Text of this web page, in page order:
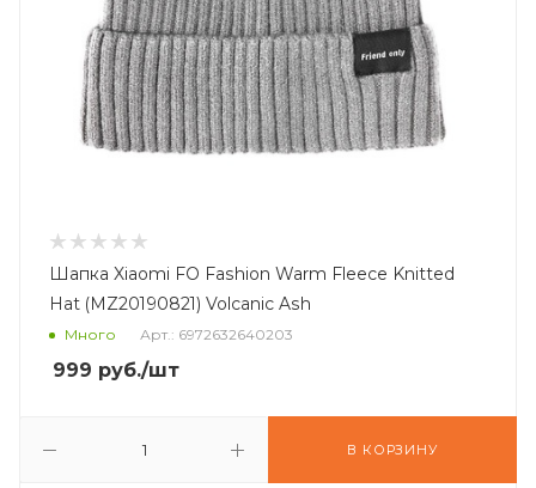
Шапка Xiaomi FO Fashion Warm Fleece Knitted
Hat (MZ20190821) Volcanic Ash
Много Арт.: 6972632640203
999 руб./шт
В КОРЗИНУ